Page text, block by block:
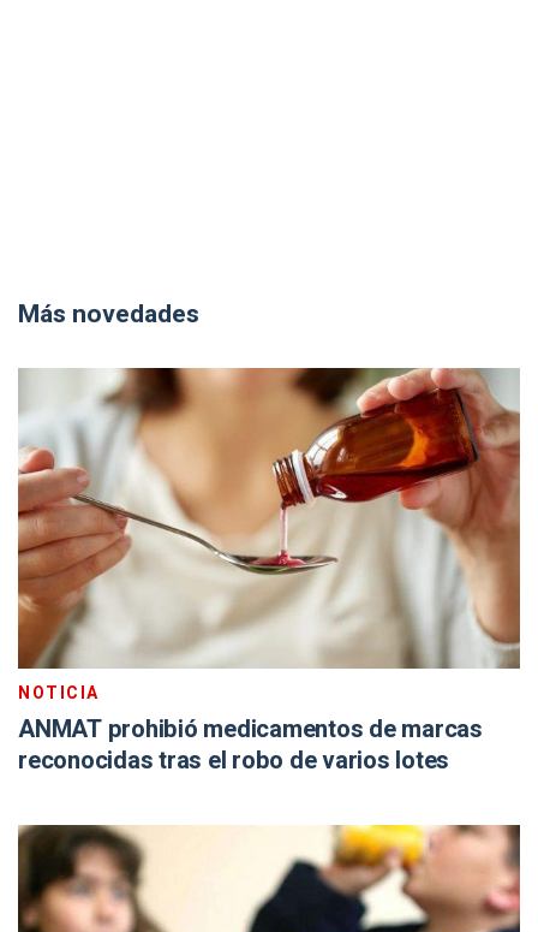
Más novedades
NOTICIA
ANMAT prohibió medicamentos de marcas
reconocidas tras el robo de varios lotes